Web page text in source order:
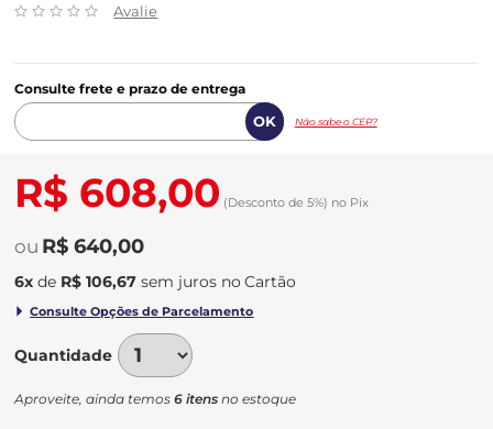
Avalie
Consulte frete e prazo de entrega
Não sabe o CEP?
R$ 608,00 (Desconto de 5%) no Pix
R$ 640,00
6x de R$ 106,67 sem juros no
Quantidade
Aproveite, ainda temos6 itens no estoque